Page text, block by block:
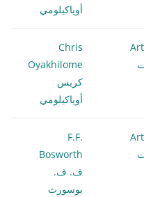
أوياكيلومي
Chris
Oyakhilome
كريس
أوياكيلومي
F.F.
Bosworth
ف. ف.
بوسورث